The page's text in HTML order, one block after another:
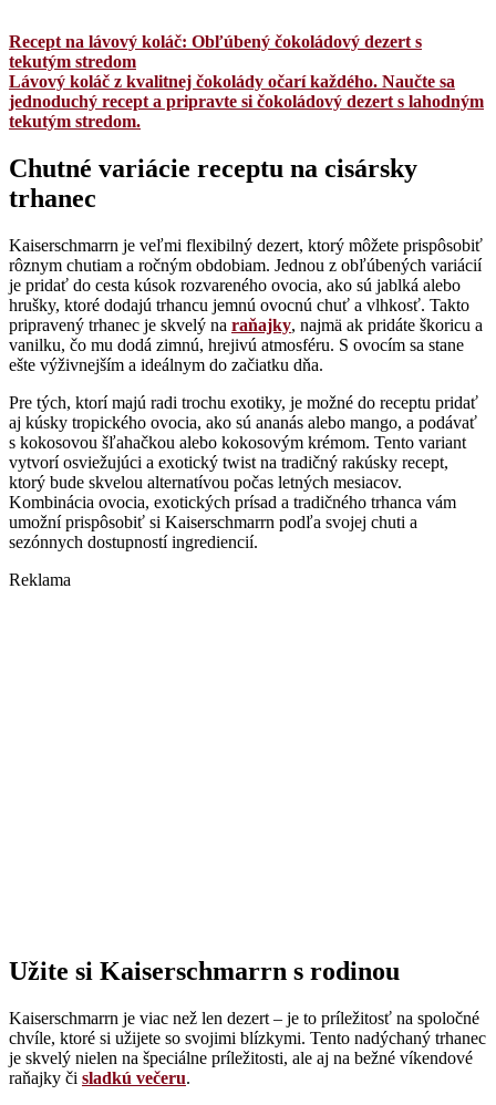
Recept na lávový koláč: Obľúbený čokoládový dezert s
tekutým stredom
Lávový koláč z kvalitnej čokolády očarí každého. Naučte sa
jednoduchý recept a pripravte si čokoládový dezert s lahodným
tekutým stredom.
Chutné variácie receptu na cisársky
trhanec
Kaiserschmarrn je veľmi flexibilný dezert, ktorý môžete prispôsobiť
rôznym chutiam a ročným obdobiam. Jednou z obľúbených variácií
je pridať do cesta kúsok rozvareného ovocia, ako sú jablká alebo
hrušky, ktoré dodajú trhancu jemnú ovocnú chuť a vlhkosť. Takto
pripravený trhanec je skvelý na raňajky, najmä ak pridáte škoricu a
vanilku, čo mu dodá zimnú, hrejivú atmosféru. S ovocím sa stane
ešte výživnejším a ideálnym do začiatku dňa.
Pre tých, ktorí majú radi trochu exotiky, je možné do receptu pridať
aj kúsky tropického ovocia, ako sú ananás alebo mango, a podávať
s kokosovou šľahačkou alebo kokosovým krémom. Tento variant
vytvorí osviežujúci a exotický twist na tradičný rakúsky recept,
ktorý bude skvelou alternatívou počas letných mesiacov.
Kombinácia ovocia, exotických prísad a tradičného trhanca vám
umožní prispôsobiť si Kaiserschmarrn podľa svojej chuti a
sezónnych dostupností ingrediencií.
Reklama
Užite si Kaiserschmarrn s rodinou
Kaiserschmarrn je viac než len dezert – je to príležitosť na spoločné
chvíle, ktoré si užijete so svojimi blízkymi. Tento nadýchaný trhanec
je skvelý nielen na špeciálne príležitosti, ale aj na bežné víkendové
raňajky či sladkú večeru.